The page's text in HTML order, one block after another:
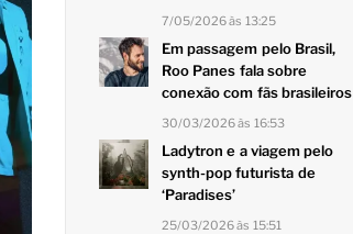
7/05/2026 às 13:25
Em passagem pelo Brasil,
Roo Panes fala sobre
conexão com fãs brasileiros
30/03/2026 às 16:53
Ladytron e a viagem pelo
synth-pop futurista de
‘Paradises’
25/03/2026 às 15:51